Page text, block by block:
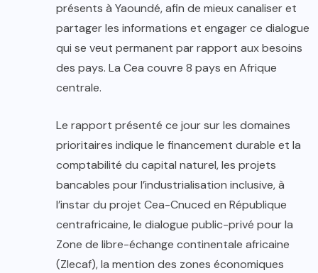
présents à Yaoundé, afin de mieux canaliser et
partager les informations et engager ce dialogue
qui se veut permanent par rapport aux besoins
des pays. La Cea couvre 8 pays en Afrique
centrale.
Le rapport présenté ce jour sur les domaines
prioritaires indique le financement durable et la
comptabilité du capital naturel, les projets
bancables pour l’industrialisation inclusive, à
l’instar du projet Cea-Cnuced en République
centrafricaine, le dialogue public-privé pour la
Zone de libre-échange continentale africaine
(Zlecaf), la mention des zones économiques